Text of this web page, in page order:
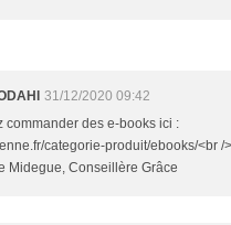
31/12/2020 09:42
commander des e-books ici :
categorie-produit/ebooks/<br /
Midegue, Conseillère Grâce